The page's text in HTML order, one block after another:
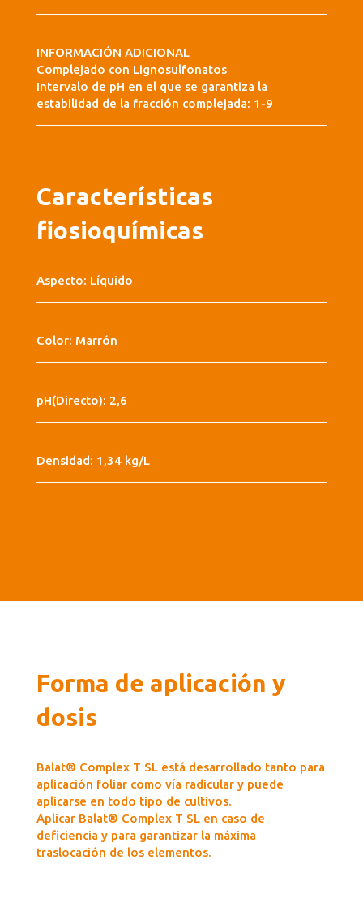
INFORMACIÓN ADICIONAL
Complejado con Lignosulfonatos
Intervalo de pH en el que se garantiza la
estabilidad de la fracción complejada: 1-9
Características
fiosioquímicas
Aspecto: Líquido
Color: Marrón
pH(Directo): 2,6
Densidad: 1,34 kg/L
Forma de aplicación y
dosis
Balat® Complex T SL está desarrollado tanto para
aplicación foliar como vía radicular y puede
aplicarse en todo tipo de cultivos.
Aplicar Balat® Complex T SL en caso de
deficiencia y para garantizar la máxima
traslocación de los elementos.